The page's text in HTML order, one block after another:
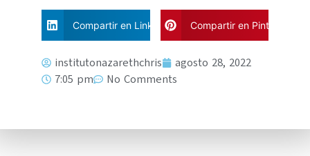
Compartir en Linkdin Compartir en Pinterest
institutonazarethchris
agosto 28, 2022
7:05 pm
No Comments